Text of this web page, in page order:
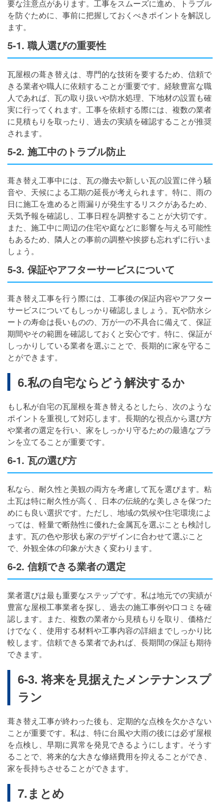
要な注意点があります。工事をスムーズに進め、トラブル
を防ぐために、事前に把握しておくべきポイントを解説し
ます。
5-1. 職人選びの重要性
瓦屋根の葺き替えは、専門的な技術を要するため、信頼で
きる業者や職人に依頼することが重要です。経験豊富な職
人であれば、瓦の取り扱いや防水処理、下地材の設置も確
実に行ってくれます。工事を依頼する際には、複数の業者
に見積もりを取ったり、過去の実績を確認することが推奨
されます。
5-2. 施工中のトラブル防止
葺き替え工事中には、瓦の撤去や新しい瓦の設置に伴う騒
音や、天候による工期の延長が考えられます。特に、雨の
日に施工を進めると雨漏りが発生するリスクがあるため、
天気予報を確認し、工事日程を調整することが大切です。
また、施工中に周辺の住宅や庭などに影響を与える可能性
もあるため、隣人との事前の調整や挨拶も忘れずに行いま
しょう。
5-3. 保証やアフターサービスについて
葺き替え工事を行う際には、工事後の保証内容やアフター
サービスについてもしっかり確認しましょう。瓦や防水シ
ートの寿命は長いものの、万が一の不具合に備えて、保証
期間やその範囲を確認しておくと安心です。特に、保証が
しっかりしている業者を選ぶことで、長期的に家を守るこ
とができます。
6.私の自宅ならどう解決するか
もし私が自宅の瓦屋根を葺き替えるとしたら、次のような
ポイントを重視して対応します。長期的な視点から選び方
や業者の選定を行い、家をしっかり守るための最適なプラ
ンを立てることが重要です。
6-1. 瓦の選び方
私なら、耐久性と美観の両方を考慮して瓦を選びます。粘
土瓦は特に耐久性が高く、日本の伝統的な美しさを保つた
めにも良い選択です。ただし、地域の気候や住宅環境によ
っては、軽量で断熱性に優れた金属瓦を選ぶことも検討し
ます。瓦の色や形状も家のデザインに合わせて選ぶこと
で、外観全体の印象が大きく変わります。
6-2. 信頼できる業者の選定
業者選びは最も重要なステップです。私は地元での実績が
豊富な屋根工事業者を探し、過去の施工事例や口コミを確
認します。また、複数の業者から見積もりを取り、価格だ
けでなく、使用する材料や工事内容の詳細までしっかり比
較します。信頼できる業者であれば、長期間の保証も期待
できます。
6-3. 将来を見据えたメンテナンスプ
ラン
葺き替え工事が終わった後も、定期的な点検を欠かさない
ことが重要です。私は、特に台風や大雨の後には必ず屋根
を点検し、早期に異常を発見できるようにします。そうす
ることで、将来的な大きな修繕費用を抑えることができ、
家を長持ちさせることができます。
7.まとめ